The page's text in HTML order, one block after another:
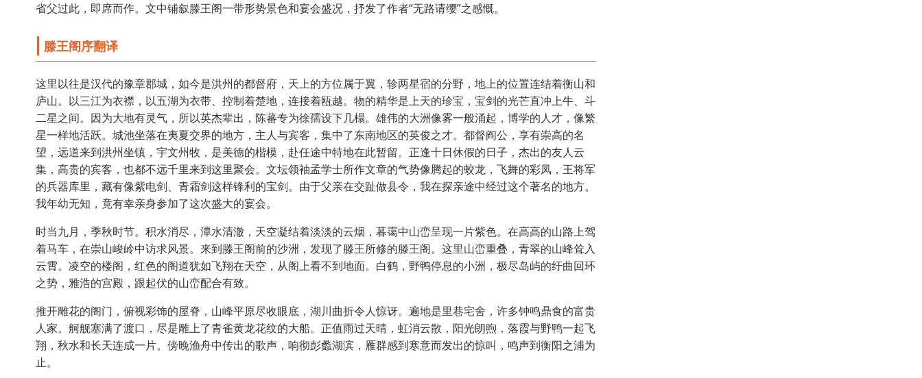
省父过此，即席而作。文中铺叙滕王阁一带形势景色和宴会盛况，抒发了作者“无路请缨”之感慨。
滕王阁序翻译
这里以往是汉代的豫章郡城，如今是洪州的都督府，天上的方位属于翼，轸两星宿的分野，地上的位置连结着衡山和
庐山。以三江为衣襟，以五湖为衣带、控制着楚地，连接着瓯越。物的精华是上天的珍宝，宝剑的光芒直冲上牛、斗
二星之间。因为大地有灵气，所以英杰辈出，陈蕃专为徐孺设下几榻。雄伟的大洲像雾一般涌起，博学的人才，像繁
星一样地活跃。城池坐落在夷夏交界的地方，主人与宾客，集中了东南地区的英俊之才。都督阎公，享有崇高的名
望，远道来到洪州坐镇，宇文州牧，是美德的楷模，赴任途中特地在此暂留。正逢十日休假的日子，杰出的友人云
集，高贵的宾客，也都不远千里来到这里聚会。文坛领袖孟学士所作文章的气势像腾起的蛟龙，飞舞的彩凤，王将军
的兵器库里，藏有像紫电剑、青霜剑这样锋利的宝剑。由于父亲在交趾做县令，我在探亲途中经过这个著名的地方。
我年幼无知，竟有幸亲身参加了这次盛大的宴会。
时当九月，季秋时节。积水消尽，潭水清澈，天空凝结着淡淡的云烟，暮霭中山峦呈现一片紫色。在高高的山路上驾
着马车，在崇山峻岭中访求风景。来到滕王阁前的沙洲，发现了滕王所修的滕王阁。这里山峦重叠，青翠的山峰耸入
云霄。凌空的楼阁，红色的阁道犹如飞翔在天空，从阁上看不到地面。白鹤，野鸭停息的小洲，极尽岛屿的纡曲回环
之势，雅浩的宫殿，跟起伏的山峦配合有致。
推开雕花的阁门，俯视彩饰的屋脊，山峰平原尽收眼底，湖川曲折令人惊讶。遍地是里巷宅舍，许多钟鸣鼎食的富贵
人家。舸舰塞满了渡口，尽是雕上了青雀黄龙花纹的大船。正值雨过天晴，虹消云散，阳光朗煦，落霞与野鸭一起飞
翔，秋水和长天连成一片。傍晚渔舟中传出的歌声，响彻彭蠡湖滨，雁群感到寒意而发出的惊叫，鸣声到衡阳之浦为
止。